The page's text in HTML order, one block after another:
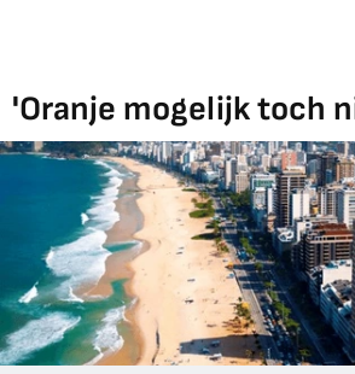
'Oranje mogelijk toch